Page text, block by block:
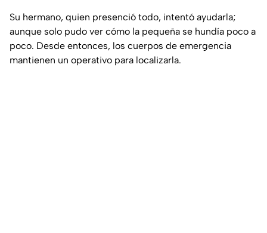
Su hermano, quien presenció todo, intentó ayudarla;
aunque solo pudo ver cómo la pequeña se hundía poco a
poco. Desde entonces, los cuerpos de emergencia
mantienen un operativo para localizarla.